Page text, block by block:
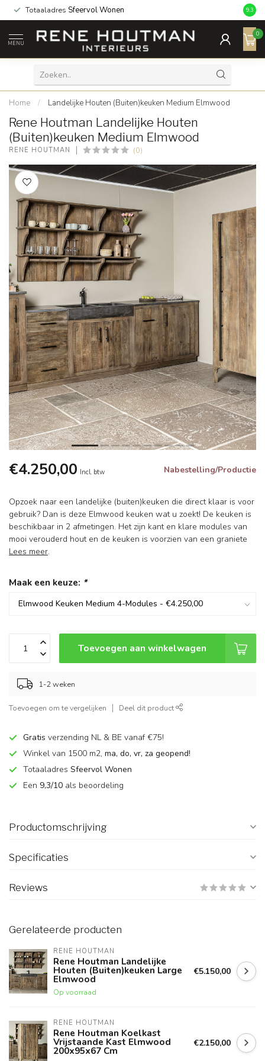
Een9,3/10 9.3
MENU
0
Home / Landelijke Houten (Buiten)keuken Medium Elmwood
Rene Houtman Landelijke Houten
(Buiten)keuken Medium Elmwood
RENE HOUTMAN (0)
€4.250,00 Incl. btw Nabestelling/Productie
Opzoek naar een landelijke (buiten)keuken die direct klaar is voor
gebruik? Dan is deze Elmwood keuken wat u zoekt! De keuken is
beschikbaar in 2 afmetingen. Het zijn kant en klare modules van
mooi verouderd hout en de keuken is voorzien van een graniete
Lees meer.
Maak een keuze: *
Toevoegen aan winkelwagen
1-2 weken
Toevoegen om te vergelijken Deel dit product
Gratis verzending NL & BE vanaf €75!
Winkel van 1500 m2, ma, do, vr, za geopend!
Totaaladres Sfeervol Wonen
Een 9,3/10 als beoordeling
Productomschrijving
Specificaties
Reviews
Gerelateerde producten
RENE HOUTMAN
Rene Houtman Landelijke
Houten (Buiten)keuken Large
Elmwood
Op voorraad
€5.150,00
RENE HOUTMAN
Rene Houtman Koelkast
Vrijstaande Kast Elmwood
200x95x67 Cm
€2.150,00